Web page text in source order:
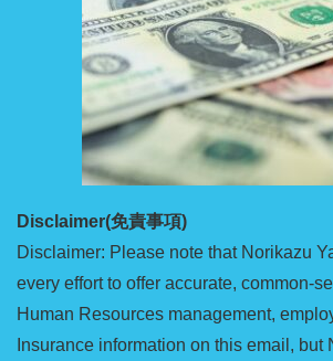
Disclaimer(免責事項)
Disclaimer: Please note that Norikazu
every effort to offer accurate, common-
Human Resources management,
Insurance information on this email, but